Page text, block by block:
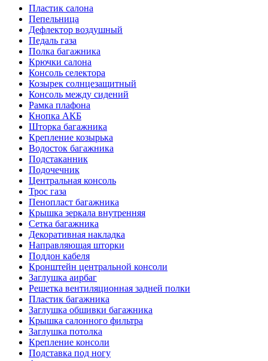
Пластик салона
Пепельница
Дефлектор воздушный
Педаль газа
Полка багажника
Крючки салона
Консоль селектора
Козырек солнцезащитный
Консоль между сидений
Рамка плафона
Кнопка АКБ
Шторка багажника
Крепление козырька
Водосток багажника
Подстаканник
Подочечник
Центральная консоль
Трос газа
Пенопласт багажника
Крышка зеркала внутренняя
Сетка багажника
Декоративная накладка
Направляющая шторки
Поддон кабеля
Кронштейн центральной консоли
Заглушка аирбаг
Решетка вентиляционная задней полки
Пластик багажника
Заглушка обшивки багажника
Крышка салонного фильтра
Заглушка потолка
Крепление консоли
Подставка под ногу